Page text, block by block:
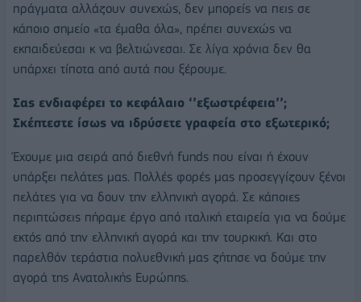
πράγματα αλλάζουν συνεχώς, δεν μπορείς να πεις σε
κάποιο σημείο «τα έμαθα όλα», πρέπει συνεχώς να
εκπαιδεύεσαι κ να βελτιώνεσαι. Σε λίγα χρόνια δεν θα
υπάρχει τίποτα από αυτά που ξέρουμε.
Σας ενδιαφέρει το κεφάλαιο ‘’εξωστρέφεια’’;
Σκέπτεστε ίσως να ιδρύσετε γραφεία στο εξωτερικό;
Έχουμε μια σειρά από διεθνή funds που είναι ή έχουν
υπάρξει πελάτες μας. Πολλές φορές μας προσεγγίζουν ξένοι
πελάτες για να δουν την ελληνική αγορά. Σε κάποιες
περιπτώσεις πήραμε έργο από ιταλική εταιρεία για να δούμε
εκτός από την ελληνική αγορά και την τουρκική. Και στο
παρελθόν τεράστια πολυεθνική μας ζήτησε να δούμε την
αγορά της Ανατολικής Ευρώπης.